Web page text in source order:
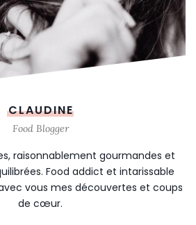
CLAUDINE
Food Blogger
raisonnablement gourmandes et
Food addict et intarissable
vous mes découvertes et coups
de cœur.